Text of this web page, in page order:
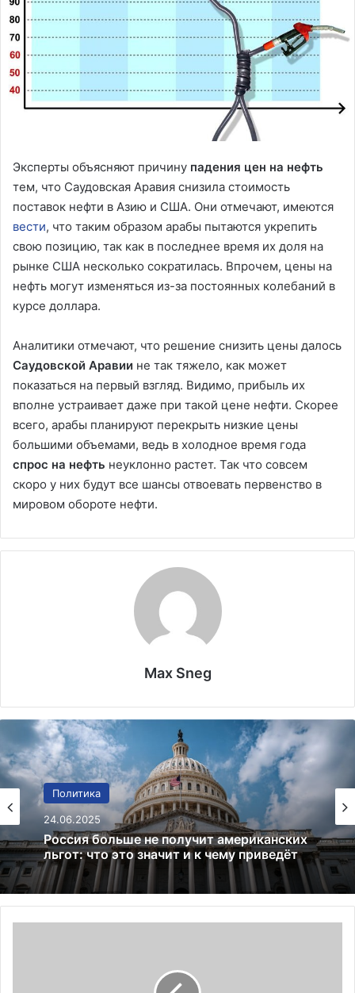
Эксперты объясняют причину падения цен на нефть
тем, что Саудовская Аравия снизила стоимость
поставок нефти в Азию и США. Они отмечают, имеются
вести, что таким образом арабы пытаются укрепить
свою позицию, так как в последнее время их доля на
рынке США несколько сократилась. Впрочем, цены на
нефть могут изменяться из-за постоянных колебаний в
курсе доллара.
Аналитики отмечают, что решение снизить цены далось
Саудовской Аравии не так тяжело, как может
показаться на первый взгляд. Видимо, прибыль их
вполне устраивает даже при такой цене нефти. Скорее
всего, арабы планируют перекрыть низкие цены
большими объемами, ведь в холодное время года
спрос на нефть неуклонно растет. Так что совсем
скоро у них будут все шансы отвоевать первенство в
мировом обороте нефти.
Max Sneg
Политика
24.06.2025
Россия больше не получит американских
льгот: что это значит и к чему приведёт
Финансы
02.01.2025
Bitcoin преодолевает $97 000:
криптовалютный рынок на подъеме